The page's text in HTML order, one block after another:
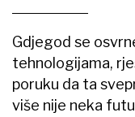
Gdjegod se
tehnologijama,
poruku da ta
više nije neka